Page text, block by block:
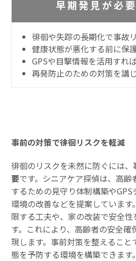
早期発見が必
徘徊や失踪の長期化で事故
健康状態が悪化する前に保
GPSや目撃情報を活用すれ
再発防止のための対策を講
事前の対策で徘徊リスクを軽減
徘徊のリスクを未然に防ぐには、
要です。シニアケア探偵は、高
するための見守り体制構築や
環境の改善などを提案していま
限する工夫や、家の改装で安全
す。これにより、高齢者の安全確
現します。事前対策を整えるこ
態を予防する環境を構築できます。